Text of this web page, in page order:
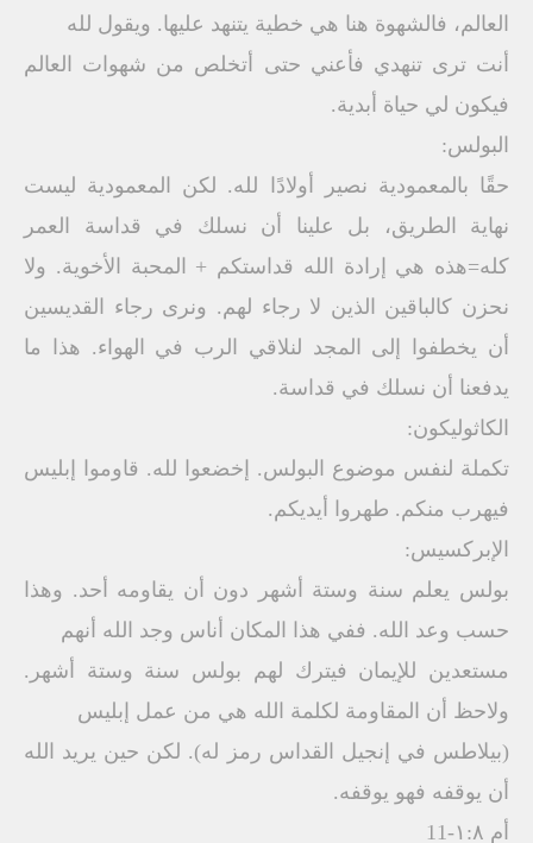
العالم، فالشهوة هنا هي خطية يتنهد عليها. ويقول لله
أنت ترى تنهدي فأعني حتى أتخلص من شهوات العالم
فيكون لي حياة أبدية.
البولس:
حقًا بالمعمودية نصير أولادًا لله. لكن المعمودية ليست
نهاية الطريق، بل علينا أن نسلك في قداسة العمر
كله=هذه هي إرادة الله قداستكم + المحبة الأخوية. ولا
نحزن كالباقين الذين لا رجاء لهم. ونرى رجاء القديسين
أن يخطفوا إلى المجد لنلاقي الرب في الهواء. هذا ما
يدفعنا أن نسلك في قداسة.
الكاثوليكون:
تكملة لنفس موضوع البولس. إخضعوا لله. قاوموا إبليس
فيهرب منكم. طهروا أيديكم.
الإبركسيس:
بولس يعلم سنة وستة أشهر دون أن يقاومه أحد. وهذا
حسب وعد الله. ففي هذا المكان أناس وجد الله أنهم
مستعدين للإيمان فيترك لهم بولس سنة وستة أشهر.
ولاحظ أن المقاومة لكلمة الله هي من عمل إبليس
(بيلاطس في إنجيل القداس رمز له). لكن حين يريد الله
أن يوقفه فهو يوقفه.
أم ١:٨-11